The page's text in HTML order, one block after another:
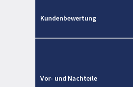
Kundenbewertung
Vor- und Nachteile